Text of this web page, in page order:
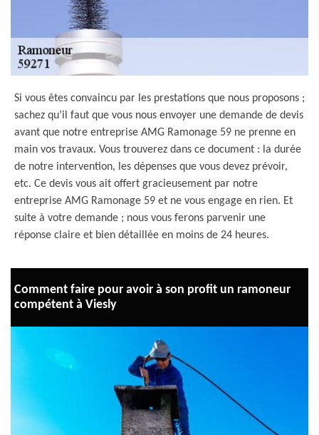
Si vous êtes convaincu par les prestations que nous proposons ;
sachez qu’il faut que vous nous envoyer une demande de devis
avant que notre entreprise AMG Ramonage 59 ne prenne en
main vos travaux. Vous trouverez dans ce document : la durée
de notre intervention, les dépenses que vous devez prévoir,
etc. Ce devis vous ait offert gracieusement par notre
entreprise AMG Ramonage 59 et ne vous engage en rien. Et
suite à votre demande ; nous vous ferons parvenir une
réponse claire et bien détaillée en moins de 24 heures.
Comment faire pour avoir à son profit un ramoneur
compétent à Viesly